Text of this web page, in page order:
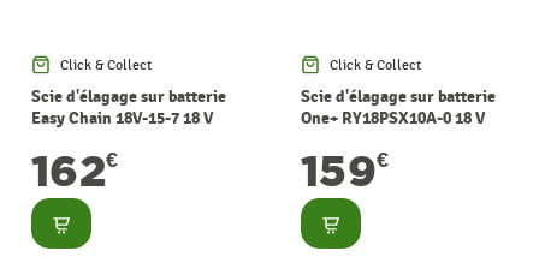
Click & Collect
Scie d'élagage sur batterie
Easy Chain 18V-15-7 18 V
162€
Consulter
Click & Collect
Scie d'élagage sur batterie
One+ RY18PSX10A-0 18 V
159€
Consulter